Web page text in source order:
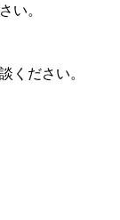
い。
ください。